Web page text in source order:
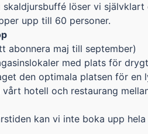
skaldjursbuffé löser vi självklart
upp till 60 personer.
abonnera maj till september)
med plats för
den optimala platsen för en
vårt hotell och restaurang
kan vi inte boka upp